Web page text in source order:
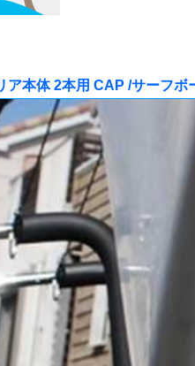
本体 2本用 CAP /サーフ